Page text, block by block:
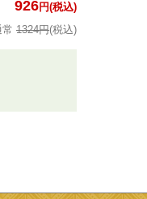
926円(税込)
1324円(税込)